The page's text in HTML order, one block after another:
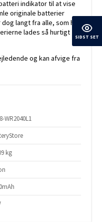
indikator til at vise
originale batterier
langt fra alle, som har
lades så hurtigt
og kan afvige fra
WR2040L1
kg
SIDST SET